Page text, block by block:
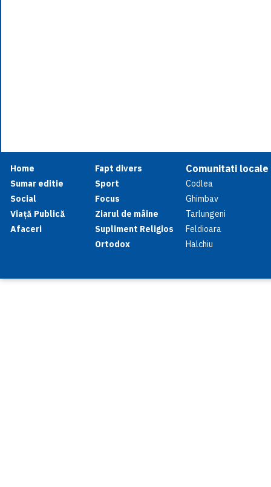
Home
Sumar editie
Social
Viață Publică
Afaceri
Fapt divers
Sport
Focus
Ziarul de mâine
Supliment Religios
Ortodox
Comunitati locale
Codlea
Ghimbav
Tarlungeni
Feldioara
Halchiu